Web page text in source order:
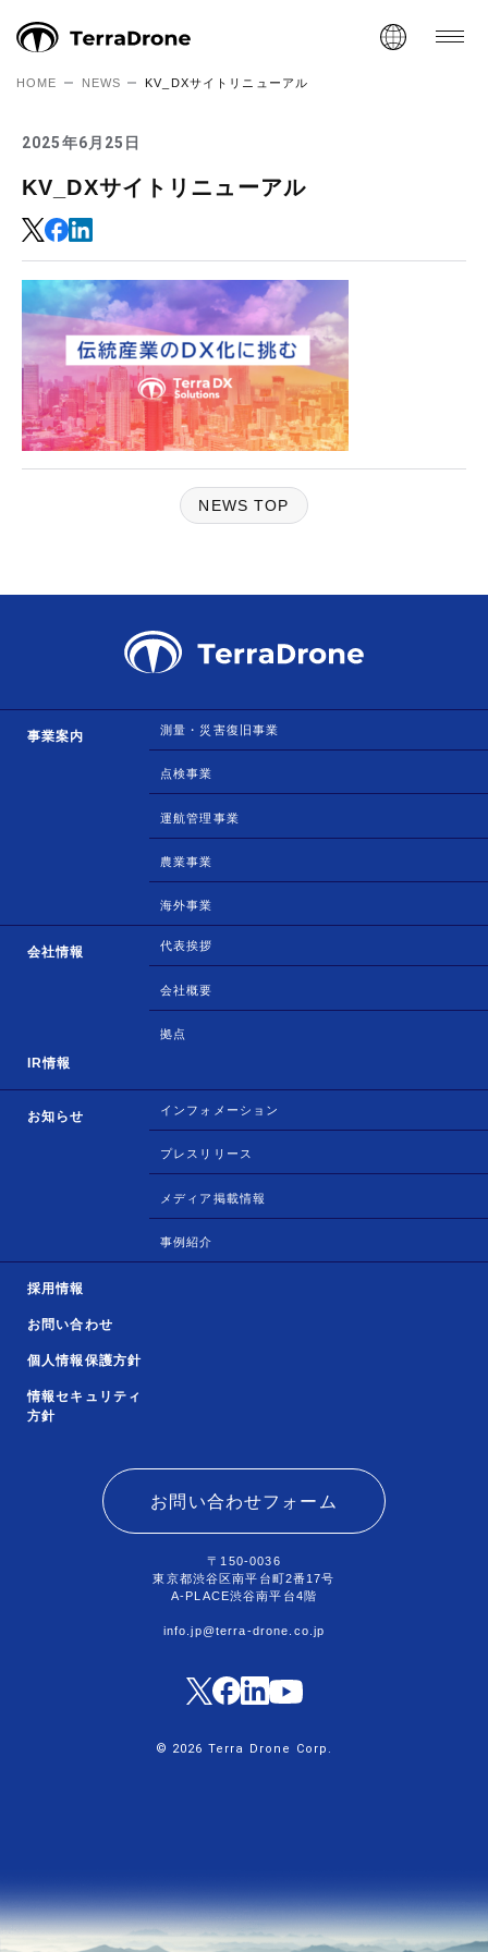
HOME NEWS KV_DXサイトリニューアル
2025年6月25日
KV_DXサイトリニューアル
NEWS TOP
事業案内 測量・災害復旧事業
点検事業
運航管理事業
農業事業
海外事業
会社情報 代表挨拶
会社概要
拠点
IR情報
お知らせ インフォメーション
プレスリリース
メディア掲載情報
事例紹介
採用情報
お問い合わせ
個人情報保護方針
情報セキュリティ
方針
お問い合わせフォーム
〒150-0036
東京都渋谷区南平台町2番17号
A-PLACE渋谷南平台4階
info.jp@terra-drone.co.jp
© 2026 Terra Drone Corp.